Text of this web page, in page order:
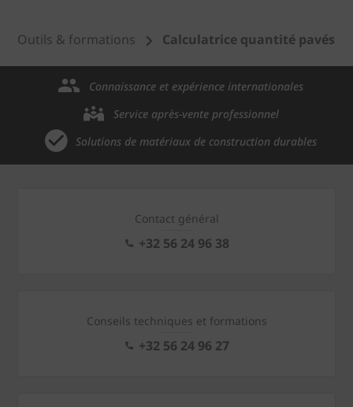
Outils & formations Calculatrice quantité pavés
Connaissance et expérience internationales
Service après-vente professionnel
Solutions de matériaux de construction durables
Contact général
+32 56 24 96 38
Conseils techniques et formations
+32 56 24 96 27